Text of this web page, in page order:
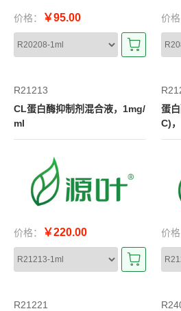
价格： ￥95.00 价格
R21213
CL蛋白酶抑制剂混合液，1mg/
ml
价格： ￥220.00
蛋
C)，
价格
R21221